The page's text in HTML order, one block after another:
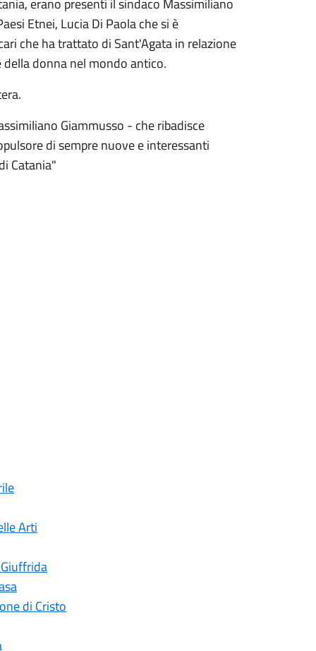
erano presenti il sindaco Massimiliano
Etnei, Lucia Di Paola che si è
che ha trattato di Sant'Agata in relazione
donna nel mondo antico.
Giammusso - che ribadisce
di sempre nuove e interessanti
Catania"
Arti
di Cristo